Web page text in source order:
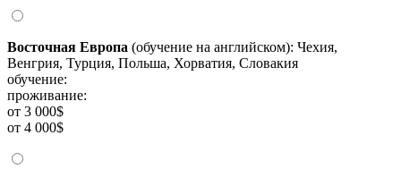
Восточная Европа (обучение на английском): Чехия,
Венгрия, Турция, Польша, Хорватия, Словакия
обучение:
проживание:
от 3 000$
от 4 000$